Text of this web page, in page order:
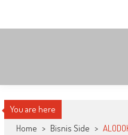
content
You are here
Home > Bisnis Side >